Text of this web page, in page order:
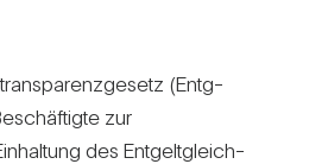
(Entg­
zur
des Ent­gelt­gleich­